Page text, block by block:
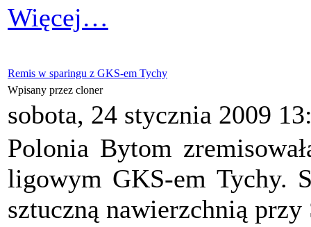
Więcej…
Remis w sparingu z GKS-em Tychy
Wpisany przez cloner
sobota, 24 stycznia 2009
Polonia Bytom
ligowym GKS-em Tychy.
sztuczną nawierzchnią